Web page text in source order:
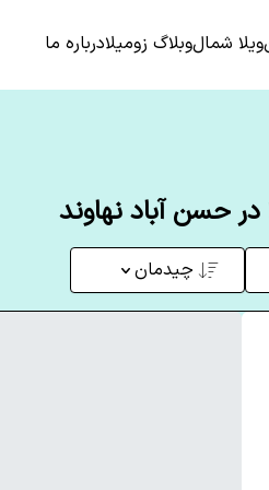
ویلا شمالوبلاگ زومیلادرباره ما
در حسن آباد نهاوند
چیدمان